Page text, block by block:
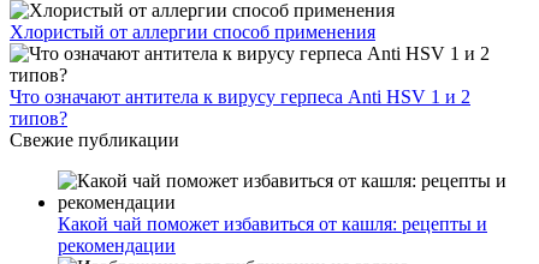
Хлористый от аллергии способ применения
Что означают антитела к вирусу герпеса Anti HSV 1 и 2
типов?
Свежие публикации
Какой чай поможет избавиться от кашля: рецепты и
рекомендации